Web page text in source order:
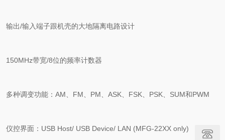
输出/输入端子跟机壳的大地隔离电路设计
150MHz带宽/8位的频率计数器
多种调变功能： AM FM PM ASK FSK PSK SUM和PWM
仪控界面： USB Host/ USB Device/ LAN (MFG-22XX only)